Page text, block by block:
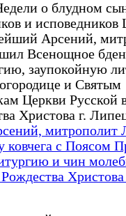
о блудном
и исповедников
Арсений,
Всенощное
заупокойную
и Святым
Церкви Русской
Христова г.
митрополит
ковчега с Поясом
и чин
Христова